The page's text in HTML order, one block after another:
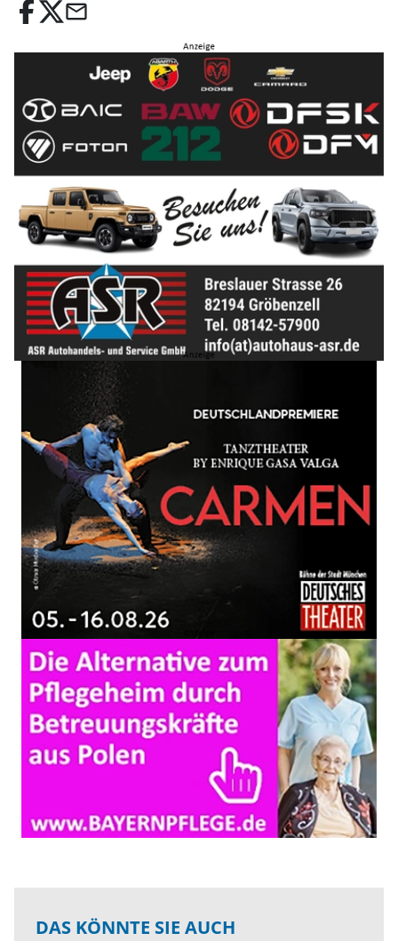
email
DAS KÖNNTE SIE AUCH